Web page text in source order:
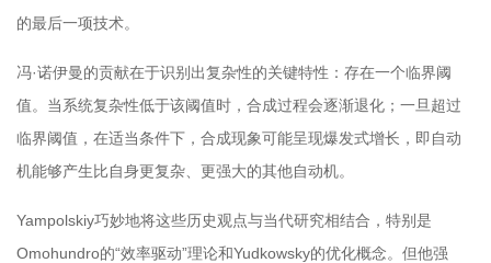
的最后一项技术。
冯·诺伊曼的贡献在于识别出复杂性的关键特性：存在一个临界阈
值。当系统复杂性低于该阈值时，合成过程会逐渐退化；一旦超过
临界阈值，在适当条件下，合成现象可能呈现爆发式增长，即自动
机能够产生比自身更复杂、更强大的其他自动机。
Yampolskiy巧妙地将这些历史观点与当代研究相结合，特别是
Omohundro的“效率驱动”理论和Yudkowsky的优化概念。但他强